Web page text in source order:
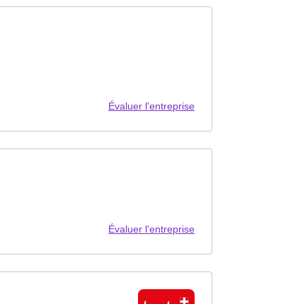
Évaluer l'entreprise
Évaluer l'entreprise